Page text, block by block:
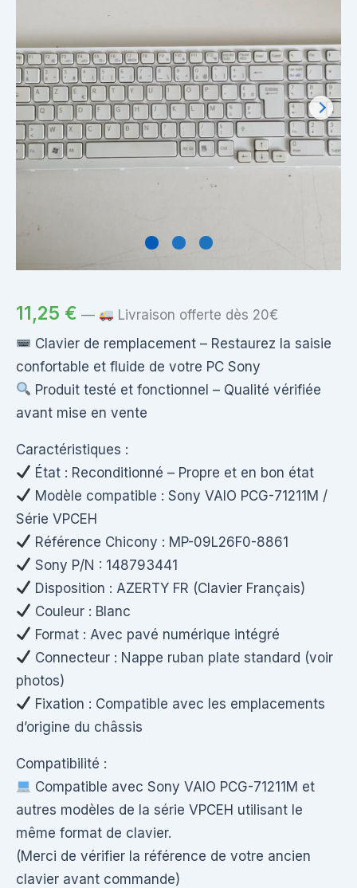
11,25 € —
Livraison offerte dès 20€
Clavier de remplacement – Restaurez la saisie
confortable et fluide de votre PC Sony
Produit testé et fonctionnel – Qualité vérifiée
avant mise en vente
Caractéristiques :
État : Reconditionné – Propre et en bon état
Modèle compatible : Sony VAIO PCG-71211M /
Série VPCEH
Référence Chicony : MP-09L26F0-8861
Sony P/N : 148793441
Disposition : AZERTY FR (Clavier Français)
Couleur : Blanc
Format : Avec pavé numérique intégré
Connecteur : Nappe ruban plate standard (voir
photos)
Fixation : Compatible avec les emplacements
d’origine du châssis
Compatibilité :
Compatible avec Sony VAIO PCG-71211M et
autres modèles de la série VPCEH utilisant le
même format de clavier.
(Merci de vérifier la référence de votre ancien
clavier avant commande)